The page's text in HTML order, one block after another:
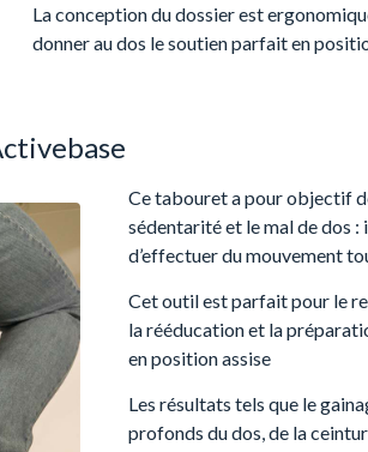
La conception du dossier est
donner au dos le soutien parfait en
Ce tabouret a pour objectif
sédentarité et le mal de dos
d’effectuer du mouvement
Cet outil est parfait pour le
la rééducation et la
en position assise
Les résultats tels que le
profonds du dos, de la